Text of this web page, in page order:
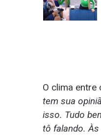
O clima
tem sua
isso. Tudo
tô falando.